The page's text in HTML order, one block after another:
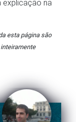
explicação na
esta página são